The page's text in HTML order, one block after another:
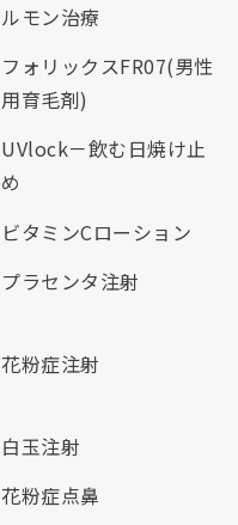
ルモン治療
フォリックスFR07(男性
用育毛剤)
UVlock－飲む日焼け止
め
ビタミンCローション
プラセンタ注射
花粉症注射
白玉注射
花粉症点鼻